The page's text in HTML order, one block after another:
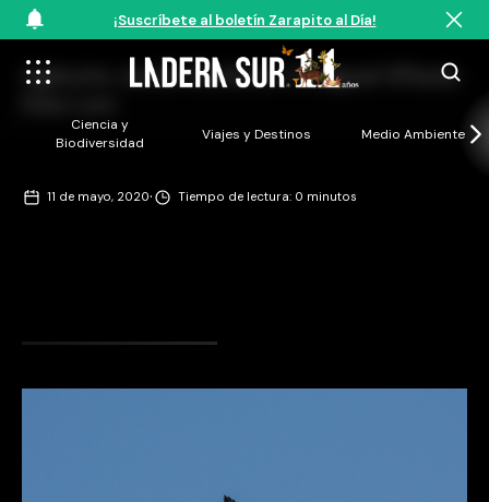
¡Suscríbete al boletín Zarapito al Día!
Ciencia y
Biodiversidad
Viajes y Destinos Medio Ambiente
Agilucho Jardín Botánico Chagual ©Paula
11 de mayo, 2020· Tiempo de lectura: 0 minutos